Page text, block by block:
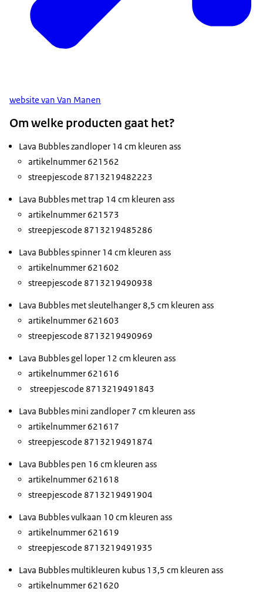
website van Van Manen
Om welke producten gaat het?
Lava Bubbles zandloper 14 cm kleuren ass
artikelnummer 621562
streepjescode 8713219482223
Lava Bubbles met trap 14 cm kleuren ass
artikelnummer 621573
streepjescode 8713219485286
Lava Bubbles spinner 14 cm kleuren ass
artikelnummer 621602
streepjescode 8713219490938
Lava Bubbles met sleutelhanger 8,5 cm kleuren ass
artikelnummer 621603
streepjescode 8713219490969
Lava Bubbles gel loper 12 cm kleuren ass
artikelnummer 621616
streepjescode 8713219491843
Lava Bubbles mini zandloper 7 cm kleuren ass
artikelnummer 621617
streepjescode 8713219491874
Lava Bubbles pen 16 cm kleuren ass
artikelnummer 621618
streepjescode 8713219491904
Lava Bubbles vulkaan 10 cm kleuren ass
artikelnummer 621619
streepjescode 8713219491935
Lava Bubbles multikleuren kubus 13,5 cm kleuren ass
artikelnummer 621620